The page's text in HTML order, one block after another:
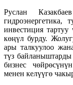
Руслан
гидроэнергетика,
инвестиция тартуу
көңүл бурду.
ары талкуулоо
түз
бизнес
менен келүүгө